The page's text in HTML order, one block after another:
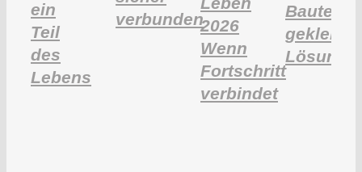
ein
Teil
des
Lebens
verbunden2026
Wenn
Fortschritt
verbindet
Bauteile,
geklebte